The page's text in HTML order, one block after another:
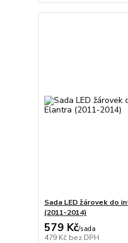
Sada LED žárovek do
(2011-2014)
579 Kč/sada
479 Kč bez DPH